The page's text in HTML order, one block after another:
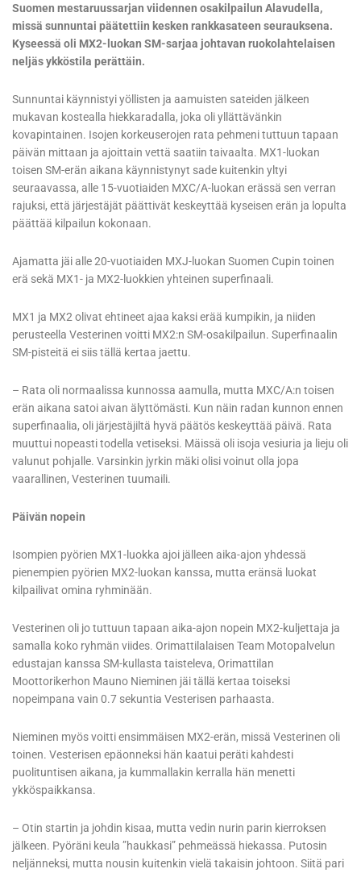
Suomen mestaruussarjan viidennen osakilpailun Alavudella,
missä sunnuntai päätettiin kesken rankkasateen seurauksena.
Kyseessä oli MX2-luokan SM-sarjaa johtavan ruokolahtelaisen
neljäs ykköstila perättäin.
Sunnuntai käynnistyi yöllisten ja aamuisten sateiden jälkeen
mukavan kostealla hiekkaradalla, joka oli yllättävänkin
kovapintainen. Isojen korkeuserojen rata pehmeni tuttuun tapaan
päivän mittaan ja ajoittain vettä saatiin taivaalta. MX1-luokan
toisen SM-erän aikana käynnistynyt sade kuitenkin yltyi
seuraavassa, alle 15-vuotiaiden MXC/A-luokan erässä sen verran
rajuksi, että järjestäjät päättivät keskeyttää kyseisen erän ja lopulta
päättää kilpailun kokonaan.
Ajamatta jäi alle 20-vuotiaiden MXJ-luokan Suomen Cupin toinen
erä sekä MX1- ja MX2-luokkien yhteinen superfinaali.
MX1 ja MX2 olivat ehtineet ajaa kaksi erää kumpikin, ja niiden
perusteella Vesterinen voitti MX2:n SM-osakilpailun. Superfinaalin
SM-pisteitä ei siis tällä kertaa jaettu.
– Rata oli normaalissa kunnossa aamulla, mutta MXC/A:n toisen
erän aikana satoi aivan älyttömästi. Kun näin radan kunnon ennen
superfinaalia, oli järjestäjiltä hyvä päätös keskeyttää päivä. Rata
muuttui nopeasti todella vetiseksi. Mäissä oli isoja vesiuria ja lieju oli
valunut pohjalle. Varsinkin jyrkin mäki olisi voinut olla jopa
vaarallinen, Vesterinen tuumaili.
Päivän nopein
Isompien pyörien MX1-luokka ajoi jälleen aika-ajon yhdessä
pienempien pyörien MX2-luokan kanssa, mutta eränsä luokat
kilpailivat omina ryhminään.
Vesterinen oli jo tuttuun tapaan aika-ajon nopein MX2-kuljettaja ja
samalla koko ryhmän viides. Orimattilalaisen Team Motopalvelun
edustajan kanssa SM-kullasta taisteleva, Orimattilan
Moottorikerhon Mauno Nieminen jäi tällä kertaa toiseksi
nopeimpana vain 0.7 sekuntia Vesterisen parhaasta.
Nieminen myös voitti ensimmäisen MX2-erän, missä Vesterinen oli
toinen. Vesterisen epäonneksi hän kaatui peräti kahdesti
puolituntisen aikana, ja kummallakin kerralla hän menetti
ykköspaikkansa.
– Otin startin ja johdin kisaa, mutta vedin nurin parin kierroksen
jälkeen. Pyöräni keula ”haukkasi” pehmeässä hiekassa. Putosin
neljänneksi, mutta nousin kuitenkin vielä takaisin johtoon. Siitä pari